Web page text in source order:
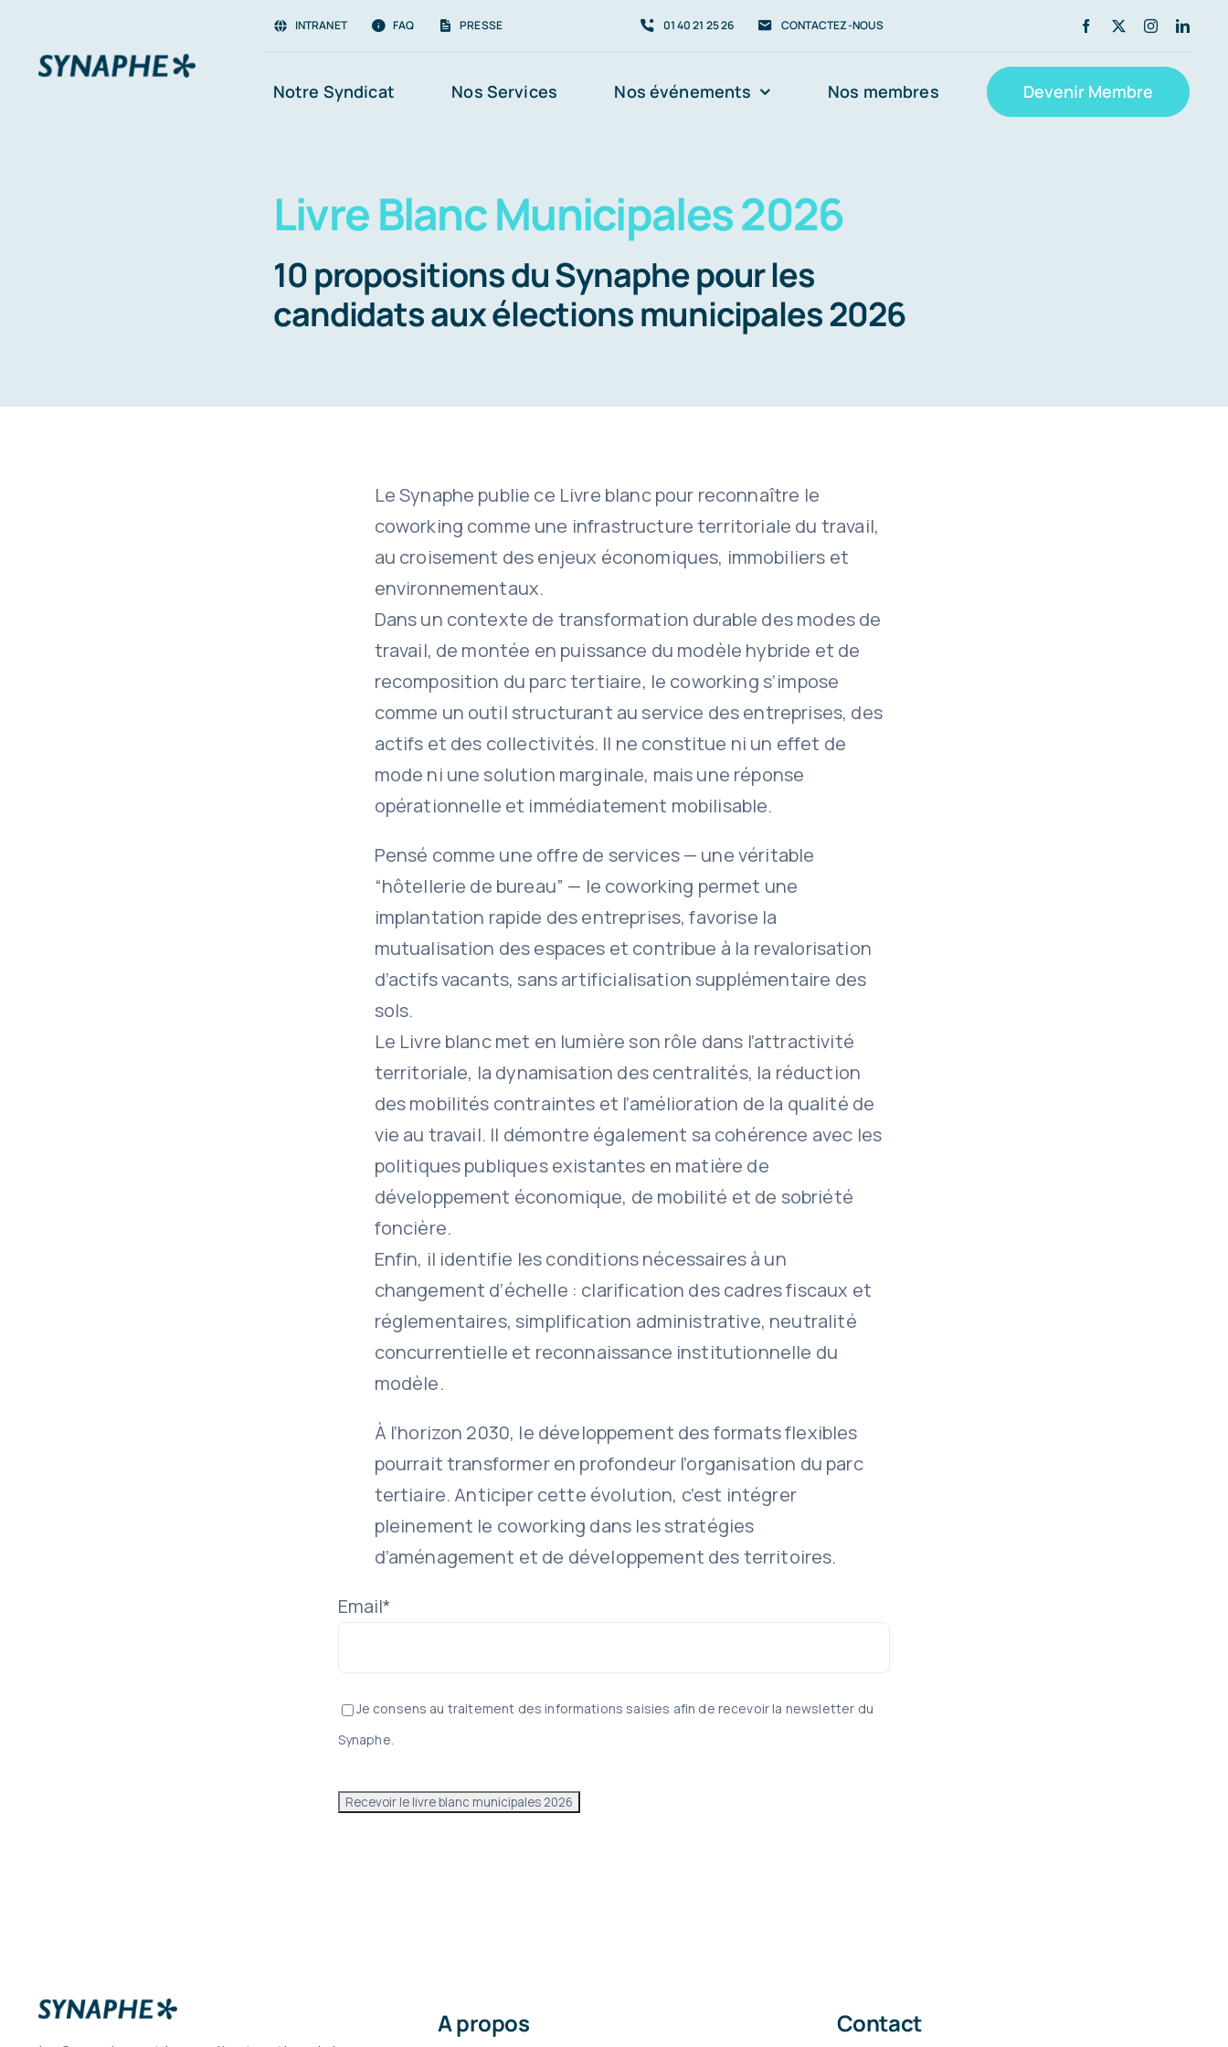
contenu
INTRANET FAQ PRESSE 01 40 21 25 26 CONTACTEZ-NOUS
Notre Syndicat Nos Services Nos événements Nos membres Devenir Membre
Livre Blanc Municipales 2026
10 propositions du Synaphe pour les
candidats aux élections municipales 2026
Le Synaphe publie ce Livre blanc pour reconnaître le
coworking comme une infrastructure territoriale du travail,
au croisement des enjeux économiques, immobiliers et
environnementaux.
Dans un contexte de transformation durable des modes de
travail, de montée en puissance du modèle hybride et de
recomposition du parc tertiaire, le coworking s’impose
comme un outil structurant au service des entreprises, des
actifs et des collectivités. Il ne constitue ni un effet de
mode ni une solution marginale, mais une réponse
opérationnelle et immédiatement mobilisable.
Pensé comme une offre de services — une véritable
“hôtellerie de bureau” — le coworking permet une
implantation rapide des entreprises, favorise la
mutualisation des espaces et contribue à la revalorisation
d’actifs vacants, sans artificialisation supplémentaire des
sols.
Le Livre blanc met en lumière son rôle dans l’attractivité
territoriale, la dynamisation des centralités, la réduction
des mobilités contraintes et l’amélioration de la qualité de
vie au travail. Il démontre également sa cohérence avec les
politiques publiques existantes en matière de
développement économique, de mobilité et de sobriété
foncière.
Enfin, il identifie les conditions nécessaires à un
changement d’échelle : clarification des cadres fiscaux et
réglementaires, simplification administrative, neutralité
concurrentielle et reconnaissance institutionnelle du
modèle.
À l’horizon 2030, le développement des formats flexibles
pourrait transformer en profondeur l’organisation du parc
tertiaire. Anticiper cette évolution, c’est intégrer
pleinement le coworking dans les stratégies
d’aménagement et de développement des territoires.
Email*
Je consens au traitement des informations saisies afin de recevoir la newsletter du
Synaphe.
A propos Contact